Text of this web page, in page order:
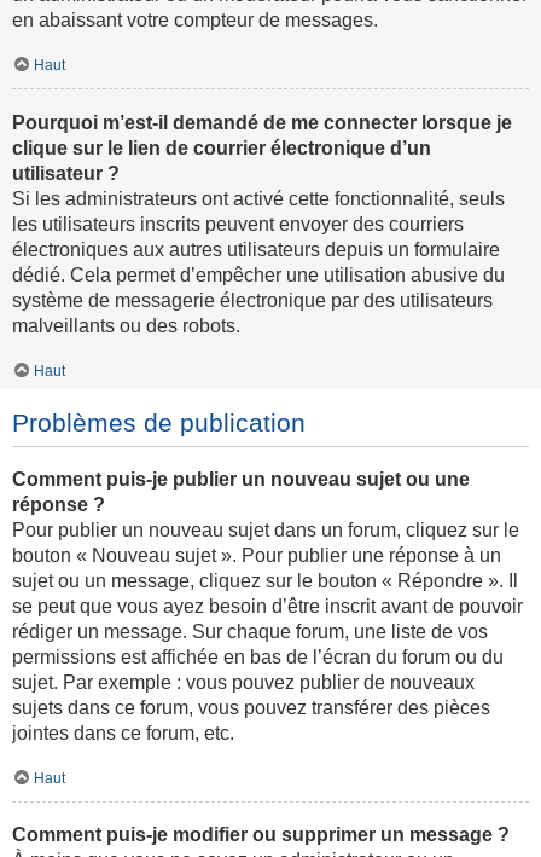
en abaissant votre compteur de messages.
Haut
Pourquoi m’est-il demandé de me connecter lorsque je
clique sur le lien de courrier électronique d’un
utilisateur ?
Si les administrateurs ont activé cette fonctionnalité, seuls
les utilisateurs inscrits peuvent envoyer des courriers
électroniques aux autres utilisateurs depuis un formulaire
dédié. Cela permet d’empêcher une utilisation abusive du
système de messagerie électronique par des utilisateurs
malveillants ou des robots.
Haut
Problèmes de publication
Comment puis-je publier un nouveau sujet ou une
réponse ?
Pour publier un nouveau sujet dans un forum, cliquez sur le
bouton « Nouveau sujet ». Pour publier une réponse à un
sujet ou un message, cliquez sur le bouton « Répondre ». Il
se peut que vous ayez besoin d’être inscrit avant de pouvoir
rédiger un message. Sur chaque forum, une liste de vos
permissions est affichée en bas de l’écran du forum ou du
sujet. Par exemple : vous pouvez publier de nouveaux
sujets dans ce forum, vous pouvez transférer des pièces
jointes dans ce forum, etc.
Haut
Comment puis-je modifier ou supprimer un message ?